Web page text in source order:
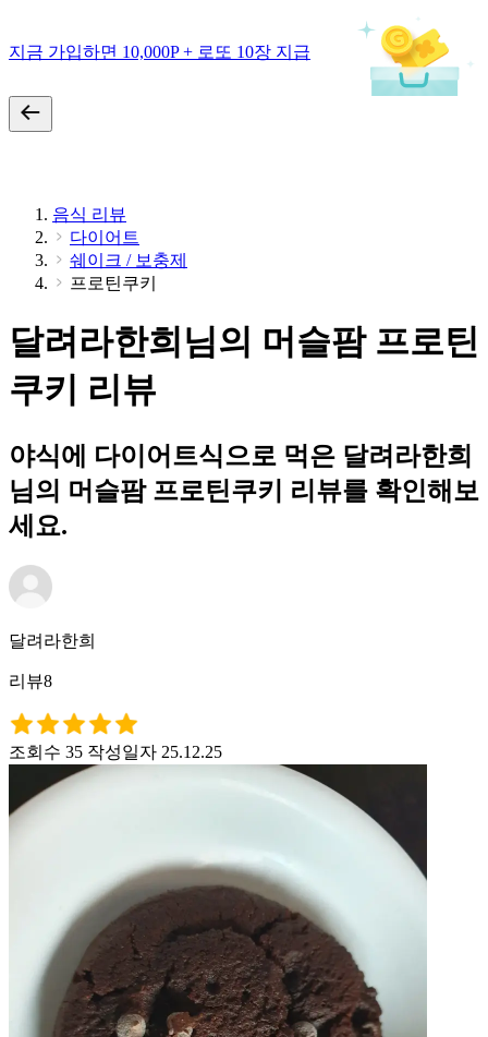
지금 가입하면 10,000P + 로또 10장 지급
음식 리뷰
다이어트
쉐이크 / 보충제
프로틴쿠키
달려라한희님의 머슬팜 프로틴
쿠키 리뷰
야식에 다이어트식으로 먹은 달려라한희
님의 머슬팜 프로틴쿠키 리뷰를 확인해보
세요.
달려라한희
리뷰8
조회수 35 작성일자 25.12.25